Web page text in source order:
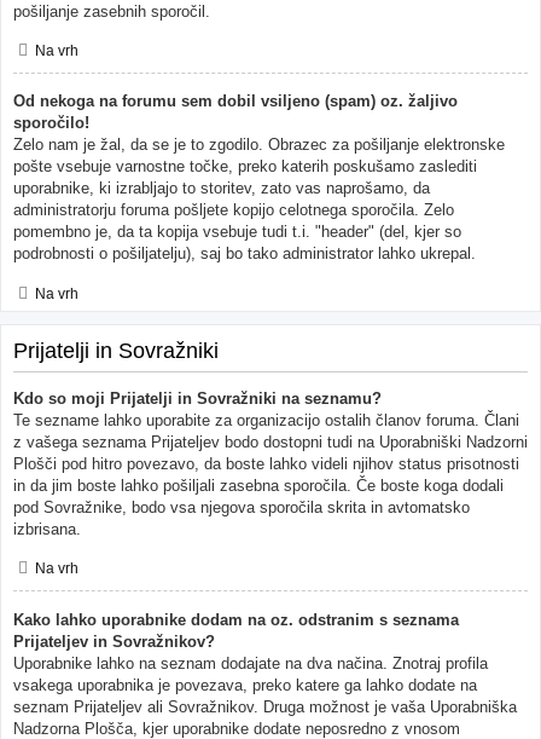
pošiljanje zasebnih sporočil.
Na vrh
Od nekoga na forumu sem dobil vsiljeno (spam) oz. žaljivo
sporočilo!
Zelo nam je žal, da se je to zgodilo. Obrazec za pošiljanje elektronske
pošte vsebuje varnostne točke, preko katerih poskušamo zaslediti
uporabnike, ki izrabljajo to storitev, zato vas naprošamo, da
administratorju foruma pošljete kopijo celotnega sporočila. Zelo
pomembno je, da ta kopija vsebuje tudi t.i. "header" (del, kjer so
podrobnosti o pošiljatelju), saj bo tako administrator lahko ukrepal.
Na vrh
Prijatelji in Sovražniki
Kdo so moji Prijatelji in Sovražniki na seznamu?
Te sezname lahko uporabite za organizacijo ostalih članov foruma. Člani
z vašega seznama Prijateljev bodo dostopni tudi na Uporabniški Nadzorni
Plošči pod hitro povezavo, da boste lahko videli njihov status prisotnosti
in da jim boste lahko pošiljali zasebna sporočila. Če boste koga dodali
pod Sovražnike, bodo vsa njegova sporočila skrita in avtomatsko
izbrisana.
Na vrh
Kako lahko uporabnike dodam na oz. odstranim s seznama
Prijateljev in Sovražnikov?
Uporabnike lahko na seznam dodajate na dva načina. Znotraj profila
vsakega uporabnika je povezava, preko katere ga lahko dodate na
seznam Prijateljev ali Sovražnikov. Druga možnost je vaša Uporabniška
Nadzorna Plošča, kjer uporabnike dodate neposredno z vnosom